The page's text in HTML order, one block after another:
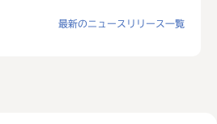
最新のニュースリリース一覧